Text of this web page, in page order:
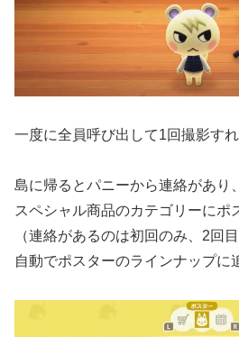
一度に全員呼び出して1回撮影すれ
島に帰るとパニーから連絡があり
スペシャル商品のカテゴリーにポ
（連絡があるのは初回のみ、2回
自動でポスターのラインナップに